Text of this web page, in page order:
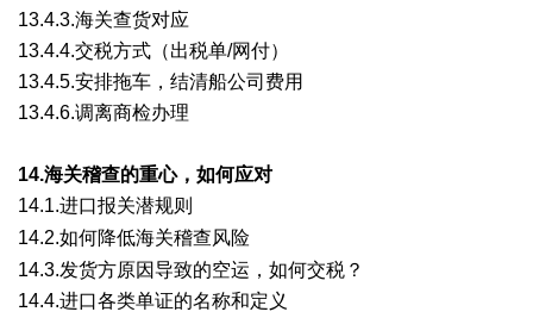
13.4.3.海关查货对应
13.4.4.交税方式（出税单/网付）
13.4.5.安排拖车，结清船公司费用
13.4.6.调离商检办理
14.海关稽查的重心，如何应对
14.1.进口报关潜规则
14.2.如何降低海关稽查风险
14.3.发货方原因导致的空运，如何交税？
14.4.进口各类单证的名称和定义